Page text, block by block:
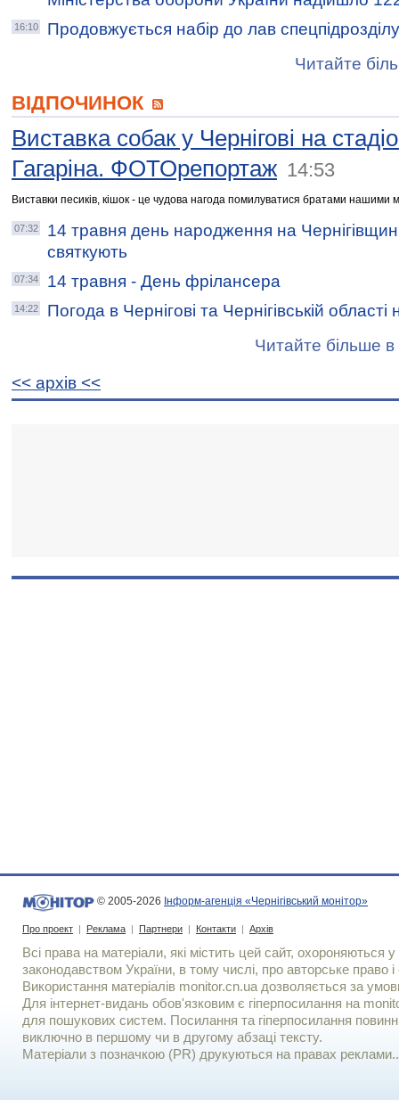
16:10
Продовжується набір до лав спецпідрозділу
Читайте
ВІДПОЧИНОК
Виставка собак у Чернігові на
Гагаріна. ФОТОрепортаж 14:53
Виставки песиків, кішок - це чудова нагода помилуватися братами нашими
07:32
14 травня день народження на
святкують
07:34 14 травня - День фрілансера
14:22
Погода в Чернігові та Чернігівській
Читайте більше в
<< архiв <<
© 2005-2026 Інформ-агенція «Чернігівський монітор»
Про проект | Реклама | Партнери | Контакти | Архів
Всі права на матеріали, які містить цей сайт, охороняються у
законодавством України, в тому числі, про авторське право і
Використання матерiалiв monitor.cn.ua дозволяється за
Для iнтернет-видань обов'язковим є гiперпосилання на
для пошукових систем. Посилання та гіперпосилання
виключно в першому чи в другому абзаці тексту.
Матеріали з позначкою (PR) друкуються на правах реклами..